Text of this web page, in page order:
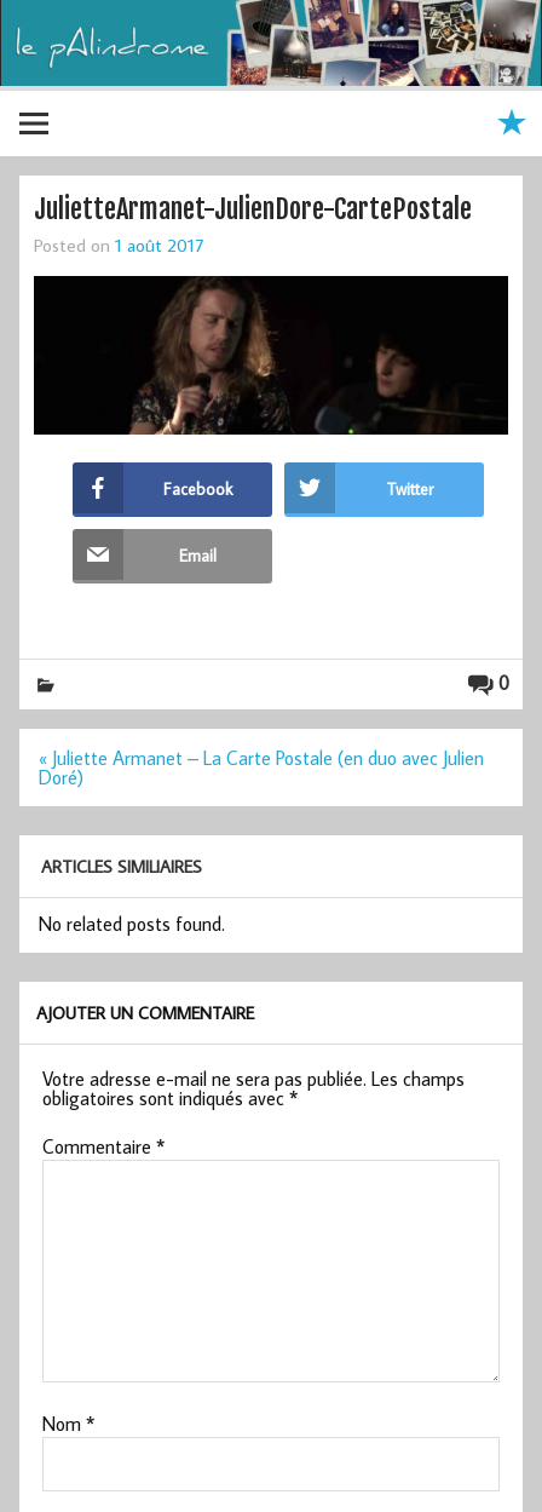
JulietteArmanet-JulienDore-CartePostale
Posted on 1 août 2017
Facebook Twitter
Email
0
Navigation
de
l’article
« Juliette Armanet – La Carte Postale (en duo avec Julien
Doré)
ARTICLES SIMILIAIRES
No related posts found.
AJOUTER UN COMMENTAIRE
Votre adresse e-mail ne sera pas publiée. Les champs
obligatoires sont indiqués avec*
Commentaire*
Nom*